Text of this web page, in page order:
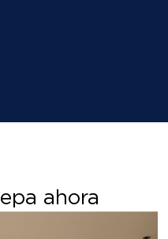
ahora